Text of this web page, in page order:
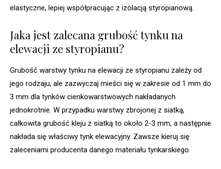
elastyczne, lepiej współpracując z izolacją styropianową.
Jaka jest zalecana grubość tynku na
elewacji ze styropianu?
Grubość warstwy tynku na elewacji ze styropianu zależy od
jego rodzaju, ale zazwyczaj mieści się w zakresie od 1 mm do
3 mm dla tynków cienkowarstwowych nakładanych
jednokrotnie. W przypadku warstwy zbrojonej z siatką,
całkowita grubość kleju z siatką to około 2-3 mm, a następnie
nakłada się właściwy tynk elewacyjny. Zawsze kieruj się
zaleceniami producenta danego materiału tynkarskiego.